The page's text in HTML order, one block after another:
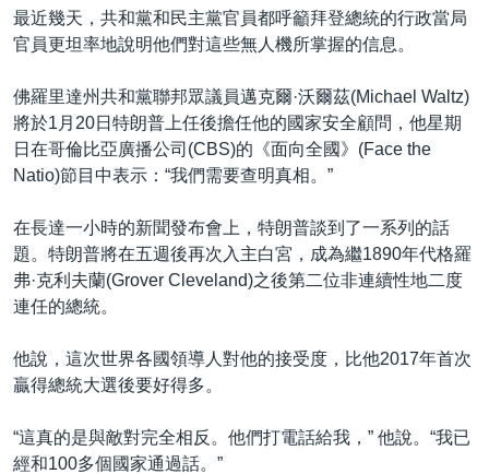
最近幾天，共和黨和民主黨官員都呼籲拜登總統的行政當局
官員更坦率地說明他們對這些無人機所掌握的信息。
佛羅里達州共和黨聯邦眾議員邁克爾·沃爾茲(Michael Waltz)
將於1月20日特朗普上任後擔任他的國家安全顧問，他星期
日在哥倫比亞廣播公司(CBS)的《面向全國》(Face the
Natio)節目中表示：“我們需要查明真相。”
在長達一小時的新聞發布會上，特朗普談到了一系列的話
題。特朗普將在五週後再次入主白宮，成為繼1890年代格羅
弗·克利夫蘭(Grover Cleveland)之後第二位非連續性地二度
連任的總統。
他說，這次世界各國領導人對他的接受度，比他2017年首次
贏得總統大選後要好得多。
“這真的是與敵對完全相反。他們打電話給我，” 他說。“我已
經和100多個國家通過話。”